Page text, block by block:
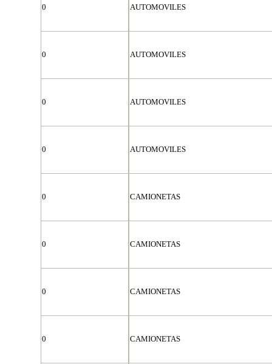
0 AUTOMOVILES
0 AUTOMOVILES
0 AUTOMOVILES
0 AUTOMOVILES
0 CAMIONETAS
0 CAMIONETAS
0 CAMIONETAS
0 CAMIONETAS